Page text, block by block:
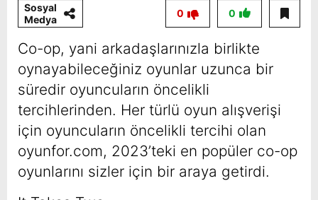
Sosyal
Medya
0
0
Co-op, yani arkadaşlarınızla birlikte
oynayabileceğiniz oyunlar uzunca bir
süredir oyuncuların öncelikli
tercihlerinden. Her türlü oyun alışverişi
için oyuncuların öncelikli tercihi olan
oyunfor.com, 2023’teki en popüler co-op
oyunlarını sizler için bir araya getirdi.